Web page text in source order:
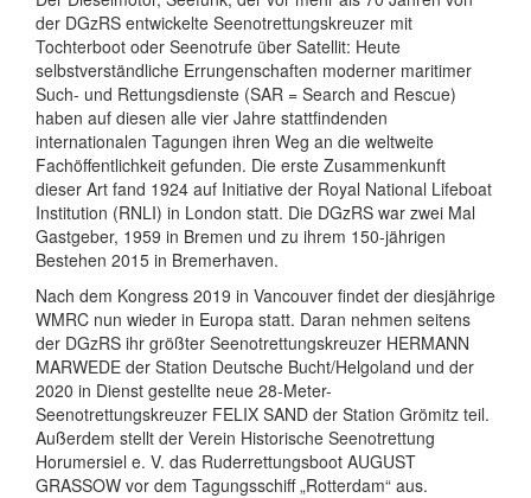
der DGzRS entwickelte Seenotrettungskreuzer mit
Tochterboot oder Seenotrufe über Satellit: Heute
selbstverständliche Errungenschaften moderner maritimer
Such- und Rettungsdienste (SAR = Search and Rescue)
haben auf diesen alle vier Jahre stattfindenden
internationalen Tagungen ihren Weg an die weltweite
Fachöffentlichkeit gefunden. Die erste Zusammenkunft
dieser Art fand 1924 auf Initiative der Royal National Lifeboat
Institution (RNLI) in London statt. Die DGzRS war zwei Mal
Gastgeber, 1959 in Bremen und zu ihrem 150-jährigen
Bestehen 2015 in Bremerhaven.
Nach dem Kongress 2019 in Vancouver findet der diesjährige
WMRC nun wieder in Europa statt. Daran nehmen seitens
der DGzRS ihr größter Seenotrettungskreuzer HERMANN
MARWEDE der Station Deutsche Bucht/Helgoland und der
2020 in Dienst gestellte neue 28-Meter-
Seenotrettungskreuzer FELIX SAND der Station Grömitz teil.
Außerdem stellt der Verein Historische Seenotrettung
Horumersiel e. V. das Ruderrettungsboot AUGUST
GRASSOW vor dem Tagungsschiff „Rotterdam“ aus.